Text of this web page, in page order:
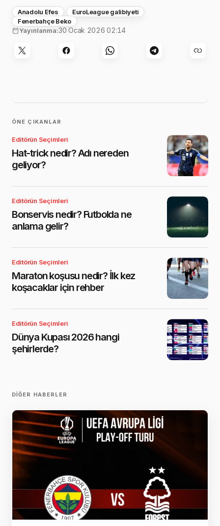
Anadolu Efes
EuroLeague galibiyeti
Fenerbahçe Beko
Yayınlanma:30 Ocak 2026 02:14
ÖNE ÇIKANLAR
Editörün Seçimleri
Hat-trick nedir? Adı nereden
geliyor?
Editörün Seçimleri
Bonservis nedir? Futbolda ne
anlama gelir?
Editörün Seçimleri
Maraton koşusu nedir? İlk kez
koşacaklar için rehber
Editörün Seçimleri
Dünya Kupası 2026 hangi
şehirlerde?
DIĞER HABERLER